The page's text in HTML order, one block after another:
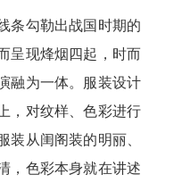
条勾勒出战国时期的
呈现烽烟四起，时而
融为一体。服装设计
，对纹样、色彩进行
装从闺阁装的明丽、
，色彩本身就在讲述